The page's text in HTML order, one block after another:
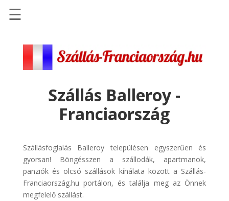
Szállások
Repülőjegy
pénzvisszatérítéssel
Discover
Cars
Transzfer
☰
Szállás Balleroy -
Franciaország
Szállásfoglalás Balleroy településen egyszerűen és
gyorsan! Böngésszen a szállodák, apartmanok,
panziók és olcsó szállások kínálata között a Szállás-
Franciaország.hu portálon, és találja meg az Önnek
megfelelő szállást.